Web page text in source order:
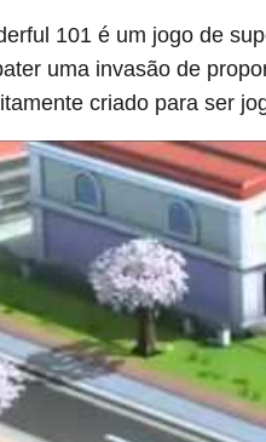
101 é um jogo de
uma invasão de
criado para ser